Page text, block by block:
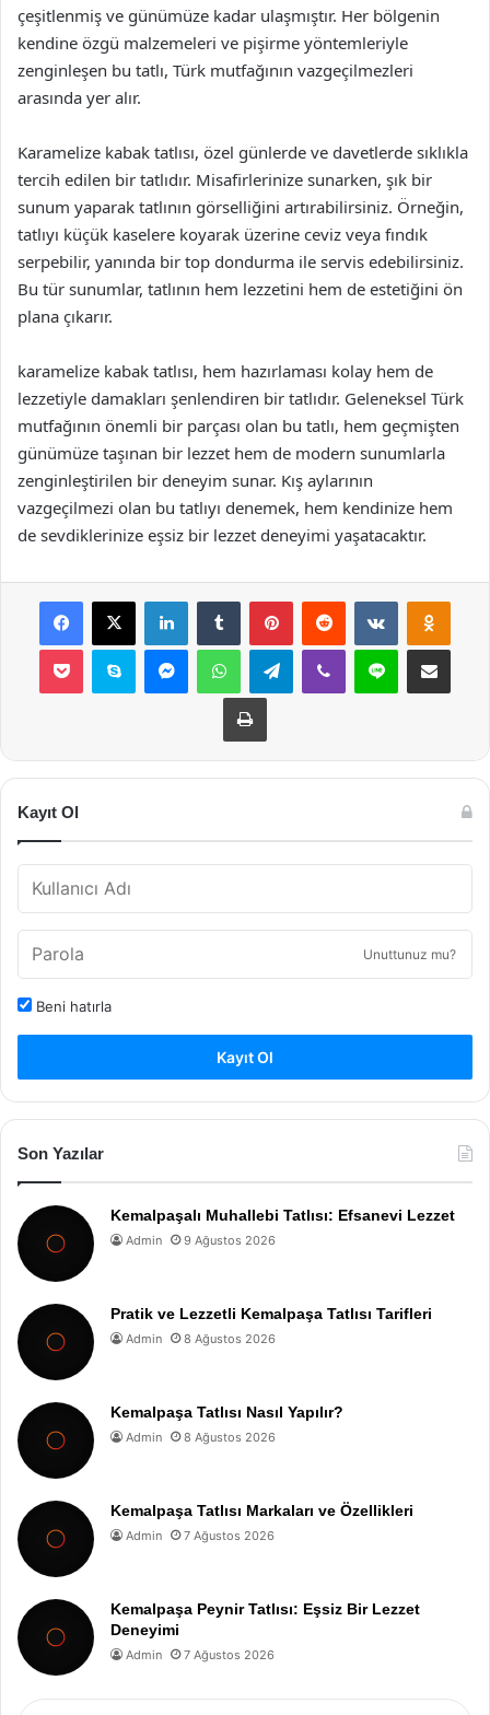
çeşitlenmiş ve günümüze kadar ulaşmıştır. Her bölgenin
kendine özgü malzemeleri ve pişirme yöntemleriyle
zenginleşen bu tatlı, Türk mutfağının vazgeçilmezleri
arasında yer alır.
Karamelize kabak tatlısı, özel günlerde ve davetlerde sıklıkla
tercih edilen bir tatlıdır. Misafirlerinize sunarken, şık bir
sunum yaparak tatlının görselliğini artırabilirsiniz. Örneğin,
tatlıyı küçük kaselere koyarak üzerine ceviz veya fındık
serpebilir, yanında bir top dondurma ile servis edebilirsiniz.
Bu tür sunumlar, tatlının hem lezzetini hem de estetiğini ön
plana çıkarır.
karamelize kabak tatlısı, hem hazırlaması kolay hem de
lezzetiyle damakları şenlendiren bir tatlıdır. Geleneksel Türk
mutfağının önemli bir parçası olan bu tatlı, hem geçmişten
günümüze taşınan bir lezzet hem de modern sunumlarla
zenginleştirilen bir deneyim sunar. Kış aylarının
vazgeçilmezi olan bu tatlıyı denemek, hem kendinize hem
de sevdiklerinize eşsiz bir lezzet deneyimi yaşatacaktır.
Facebook
X LinkedInTumblr PinterestReddit VKontakte
Pocket Skype MessengerWhatsAppTelegramViber Line E-Posta ile
Yazdır
Kayıt Ol
Unuttunuz mu?
Beni hatırla
Kayıt Ol
Son Yazılar
Kemalpaşalı Muhallebi Tatlısı: Efsanevi Lezzet
Admin 9 Ağustos 2026
Pratik ve Lezzetli Kemalpaşa Tatlısı Tarifleri
Admin 8 Ağustos 2026
Kemalpaşa Tatlısı Nasıl Yapılır?
Admin 8 Ağustos 2026
Kemalpaşa Tatlısı Markaları ve Özellikleri
Admin 7 Ağustos 2026
Kemalpaşa Peynir Tatlısı: Eşsiz Bir Lezzet
Deneyimi
Admin 7 Ağustos 2026